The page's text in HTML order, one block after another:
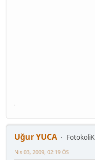
'
Uğur YUCA
FotokoliK
Nis 03, 2009, 02:19 ÖS